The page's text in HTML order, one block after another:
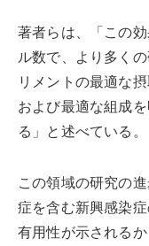
著者らは、「この
ル数で、より多く
リメントの最適な
および最適な組成
る」と述べている。
この領域の研究の
症を含む新興感染
有用性が示されるか